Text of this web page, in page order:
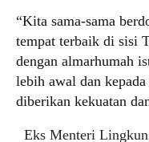
“Kita sama-sama
tempat terbaik di sisi
dengan almarhumah
lebih awal dan
diberikan kekuatan
Eks Menteri